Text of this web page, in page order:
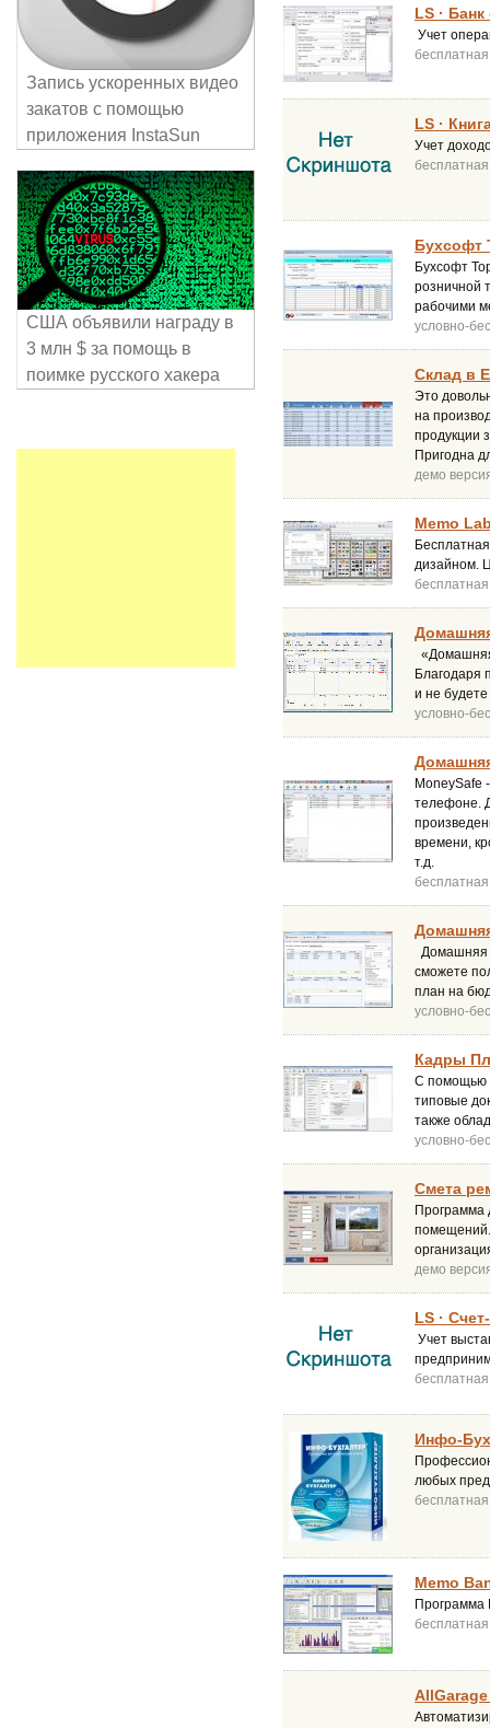
LS ·
Учет
бесплатная
LS ·
Учет
бесплатная
Бухсофт
Бухсофт
розничной
рабочими
условно-
Склад в
Это
на
продукции
Пригодна
демо
Memo
дизайном.
бесплатная
Благодаря
и не
условно-
MoneySafe
телефоне.
времени,
т.д.
бесплатная
Домашняя
сможете
план на
условно-
Кадры
С помощью
типовые
также
условно-
Смета
Программа
помещений.
демо
LS ·
Учет
бесплатная
Инфо-
любых
бесплатная
Memo
Программа
бесплатная
Запись ускоренных видео
закатов с помощью
приложения InstaSun
США объявили награду в
3 млн $ за помощь в
поимке русского хакера